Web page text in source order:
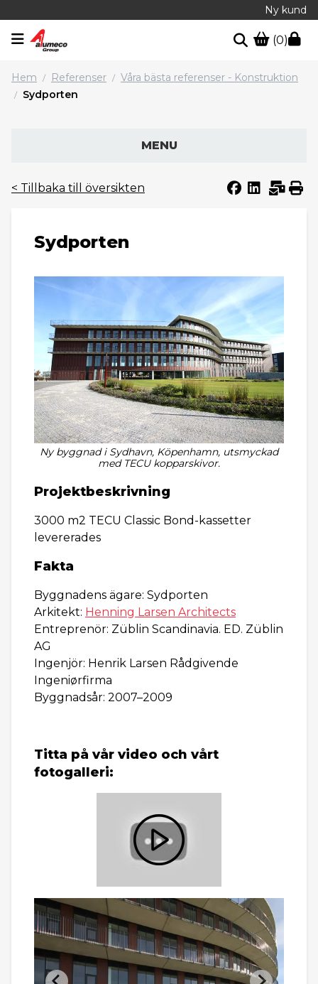
Ny kund
(0)
Hem / Referenser / Våra bästa referenser - Konstruktion
/ Sydporten
MENU
< Tillbaka till översikten
Sydporten
Ny byggnad i Sydhavn, Köpenhamn, utsmyckad
med TECU kopparskivor.
Projektbeskrivning
3000 m2 TECU Classic Bond-kassetter
levererades
Fakta
Byggnadens ägare: Sydporten
Arkitekt: Henning Larsen Architects
Entreprenör: Züblin Scandinavia. ED. Züblin
AG
Ingenjör: Henrik Larsen Rådgivende
Ingeniørfirma
Byggnadsår: 2007–2009
Titta på vår video och vårt
fotogalleri: